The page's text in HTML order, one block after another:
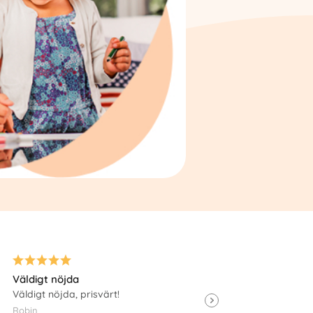
Väldigt nöjda
Väldigt nöjda, prisvärt!
Robin
Fantastiskt nöjd!
Josefine Torn